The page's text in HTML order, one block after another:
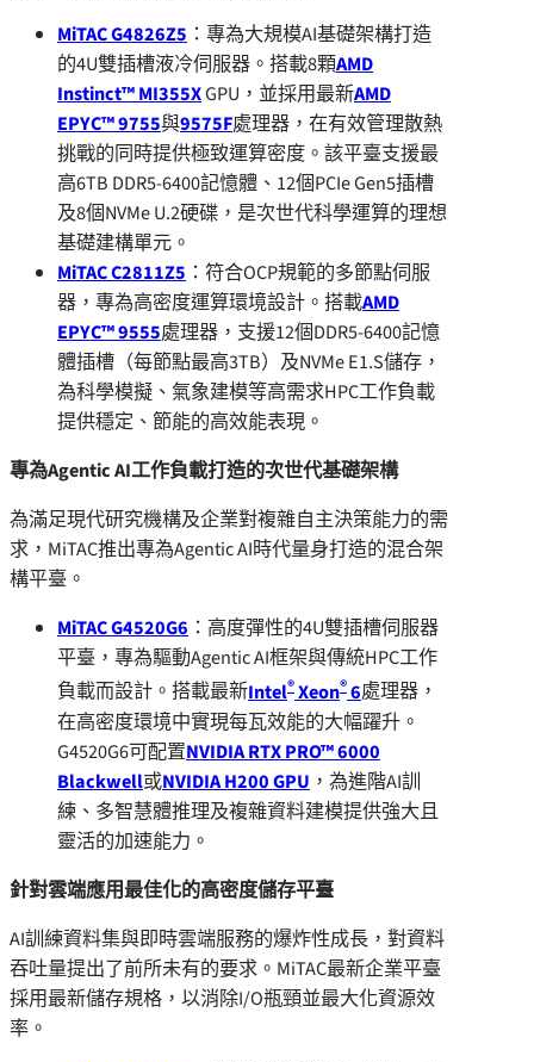
MiTAC G4826Z5 ：專為大規模AI基礎架構打造
的4U雙插槽液冷伺服器。搭載8顆AMD
Instinct™ MI355XGPU，並採用最新AMD
EPYC™ 9755與9575F處理器，在有效管理散熱
挑戰的同時提供極致運算密度。該平臺支援最
高6TB DDR5-6400記憶體、12個PCIe Gen5插槽
及8個NVMe U.2硬碟，是次世代科學運算的理想
基礎建構單元。
MiTAC C2811Z5 ：符合OCP規範的多節點伺服
器，專為高密度運算環境設計。搭載AMD
EPYC™ 9555處理器，支援12個DDR5-6400記憶
體插槽（每節點最高3TB）及NVMe E1.S儲存，
為科學模擬、氣象建模等高需求HPC工作負載
提供穩定、節能的高效能表現。
專為Agentic AI工作負載打造的次世代基礎架構
為滿足現代研究機構及企業對複雜自主決策能力的需
求，MiTAC推出專為Agentic AI時代量身打造的混合架
構平臺。
MiTAC G4520G6 ：高度彈性的4U雙插槽伺服器
平臺，專為驅動Agentic AI框架與傳統HPC工作
負載而設計。搭載最新Intel®Xeon®6處理器，
在高密度環境中實現每瓦效能的大幅躍升。
G4520G6可配置NVIDIA RTX PRO™ 6000
Blackwell或NVIDIA H200 GPU ，為進階AI訓
練、多智慧體推理及複雜資料建模提供強大且
靈活的加速能力。
針對雲端應用最佳化的高密度儲存平臺
AI訓練資料集與即時雲端服務的爆炸性成長，對資料
吞吐量提出了前所未有的要求。MiTAC最新企業平臺
採用最新儲存規格，以消除I/O瓶頸並最大化資源效
率。